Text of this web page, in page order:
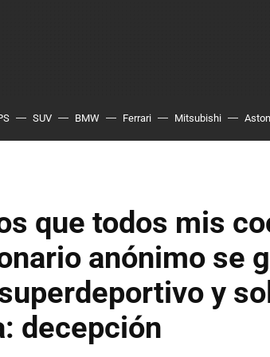
SUV BMW Ferrari Mitsubishi
que todos mis
anónimo se
y
decepción